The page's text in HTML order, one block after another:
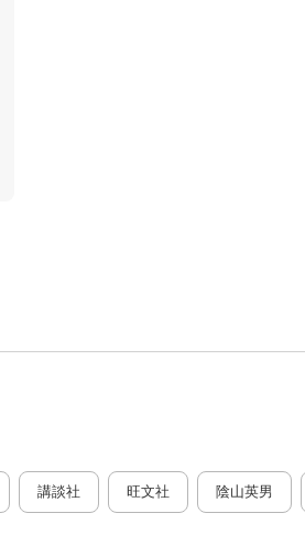
講談社 旺文社 陰山英男